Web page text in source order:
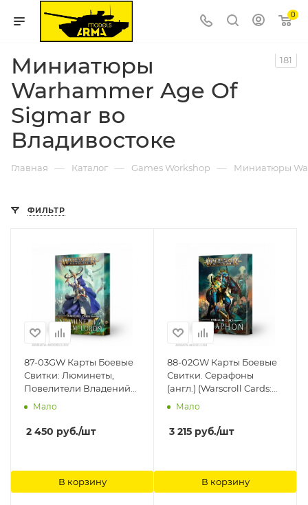
0
Миниатюры
Warhammer Age Of
Sigmar во
Владивостоке
181
Главная — Каталог — Games Workshop — Миниатюры
ФИЛЬТР
87-03GW Карты Боевые
Свитки: Люминеты,
Повелители Владений
(Warscroll Cards:
(Eng)) Games Workshop
Мало
2 450 руб./шт
В корзину
88-02GW Карты Боевые
Свитки. Серафоны
(англ.) (Warscroll Cards:
Seraphon (Eng)) Games
Мало
3 215 руб./шт
В корзину